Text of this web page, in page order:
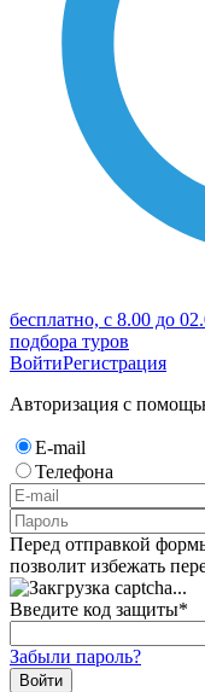
бесплатно, с 8.00 до
подбора туров
ВойтиРегистрация
Авторизация с
E-mail
Телефона
Перед отправкой
позволит избежать
Введите код защиты*
Забыли пароль?
Войти